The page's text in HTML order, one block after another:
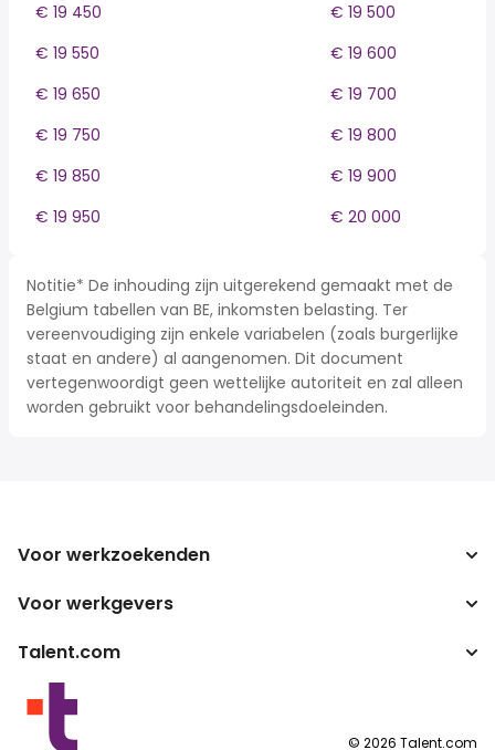
€ 19 450
€ 19 500
€ 19 550
€ 19 600
€ 19 650
€ 19 700
€ 19 750
€ 19 800
€ 19 850
€ 19 900
€ 19 950
€ 20 000
Notitie* De inhouding zijn uitgerekend gemaakt met de
Belgium tabellen van BE, inkomsten belasting. Ter
vereenvoudiging zijn enkele variabelen (zoals burgerlijke
staat en andere) al aangenomen. Dit document
vertegenwoordigt geen wettelijke autoriteit en zal alleen
worden gebruikt voor behandelingsdoeleinden.
Voor werkzoekenden
Jobs zoeken
Salarisomzetter
Voor werkgevers
Onderneming
Publisher programma's
Talent.com
Meer landen
Servicevoorwaarden
© 2026 Talent.com